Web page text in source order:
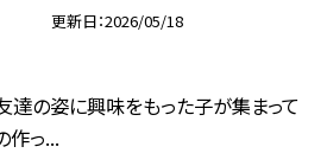
更新日 2026/05/18
達の姿に興味をもった子が集まって
作っ...